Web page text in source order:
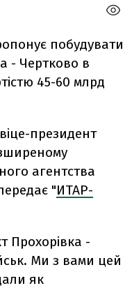
побудувати
- Чертково в
45-60 млрд
президент
агентства
"ИТАР-
Прохорівка -
Ми з вами цей
як